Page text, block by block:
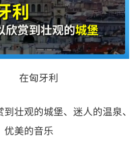
在匈牙利
到壮观的城堡、迷人的温泉、
优美的音乐